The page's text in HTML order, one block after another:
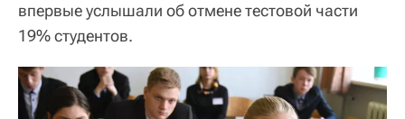
впервые услышали об отмене тестовой части
19% студентов.